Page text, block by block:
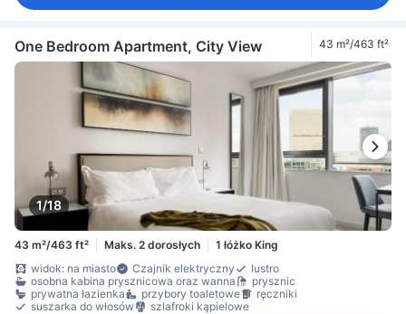
One Bedroom Apartment, City View 43 m²/463 ft²
1/18
43 m²/463 ft² Maks. 2 dorosłych
1 łóżko King
widok: na miasto
Czajnik elektryczny
lustro
osobna kabina prysznicowa oraz wanna
prysznic
prywatna łazienka
przybory toaletowe
ręczniki
suszarka do włosów
szlafroki kąpielowe